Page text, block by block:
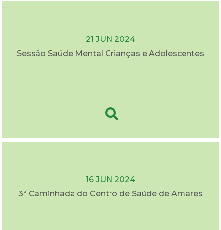
21 JUN 2024
Sessão Saúde Mental Crianças e Adolescentes
16 JUN 2024
3ª Caminhada do Centro de Saúde de Amares